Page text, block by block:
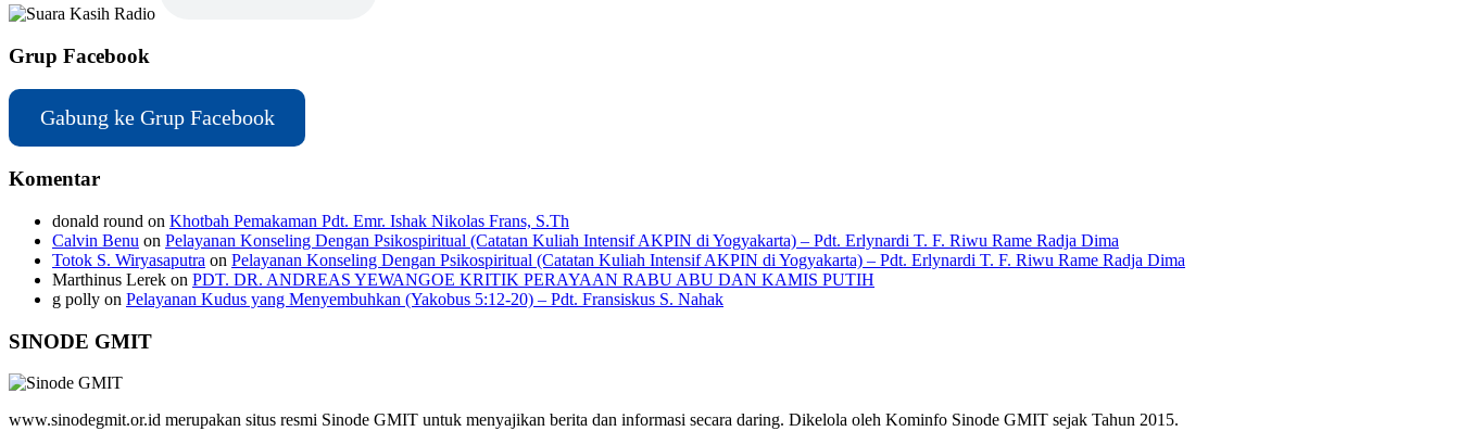
Grup Facebook
Gabung ke Grup Facebook
Komentar
donald round on Khotbah Pemakaman Pdt. Emr. Ishak Nikolas Frans, S.Th
Calvin Benu on Pelayanan Konseling Dengan Psikospiritual (Catatan Kuliah Intensif AKPIN di Yogyakarta) – Pdt. Erlynardi T. F. Riwu Rame Radja Dima
Totok S. Wiryasaputra on Pelayanan Konseling Dengan Psikospiritual (Catatan Kuliah Intensif AKPIN di Yogyakarta) – Pdt. Erlynardi T. F. Riwu Rame Radja Dima
Marthinus Lerek on PDT. DR. ANDREAS YEWANGOE KRITIK PERAYAAN RABU ABU DAN KAMIS PUTIH
g polly on Pelayanan Kudus yang Menyembuhkan (Yakobus 5:12-20) – Pdt. Fransiskus S. Nahak
SINODE GMIT
www.sinodegmit.or.id merupakan situs resmi Sinode GMIT untuk menyajikan berita dan informasi secara daring. Dikelola oleh Kominfo Sinode GMIT sejak Tahun 2015.